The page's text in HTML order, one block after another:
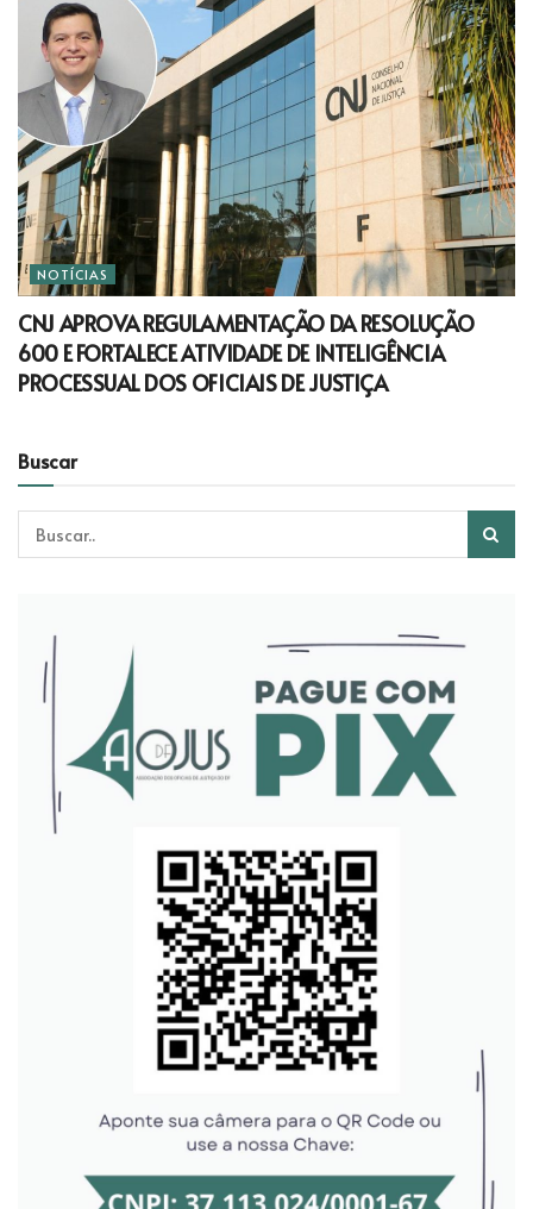
NOTÍCIAS
CNJ APROVA REGULAMENTAÇÃO DA RESOLUÇÃO
600 E FORTALECE ATIVIDADE DE INTELIGÊNCIA
PROCESSUAL DOS OFICIAIS DE JUSTIÇA
Buscar